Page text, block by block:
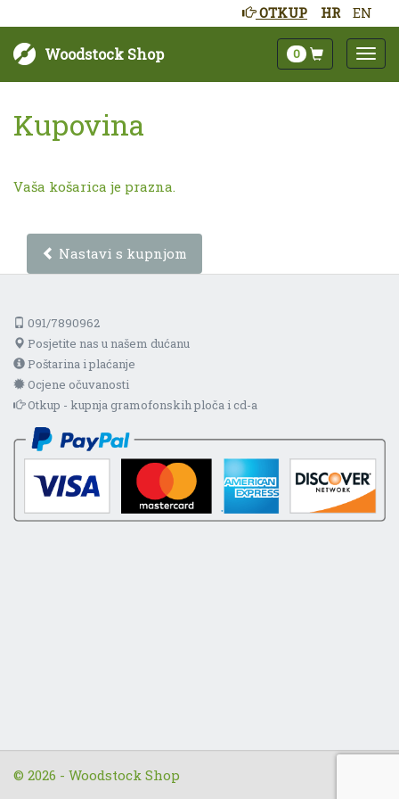
HR EN
OTKUP
Woodstock Shop 0
Kupovina
Vaša košarica je prazna.
Nastavi s kupnjom
091/7890962
Posjetite nas u našem dućanu
Poštarina i plaćanje
Ocjene očuvanosti
Otkup - kupnja gramofonskih ploča i cd-a
© 2026 - Woodstock Shop